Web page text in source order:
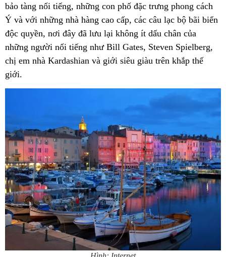
bảo tàng nổi tiếng, những con phố đặc trưng phong cách
Ý và với những nhà hàng cao cấp, các câu lạc bộ bãi biển
độc quyền, nơi đây đã lưu lại không ít dấu chân của
những người nổi tiếng như Bill Gates, Steven Spielberg,
chị em nhà Kardashian và giới siêu giàu trên khắp thế
giới.